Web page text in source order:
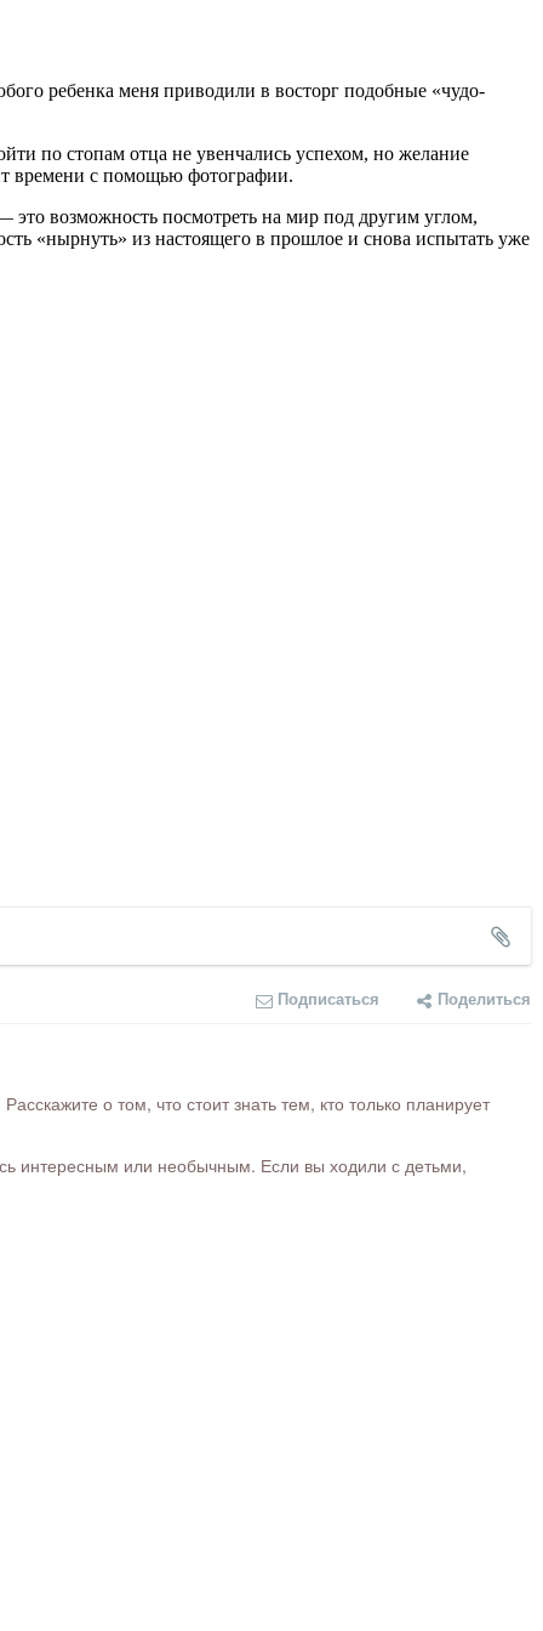
ребенка меня приводили в восторг подобные «чудо-
по стопам отца не увенчались успехом, но желание
времени с помощью фотографии.
возможность посмотреть на мир под другим углом,
«нырнуть» из настоящего в прошлое и снова испытать уже
Подписаться Поделиться
о том, что стоит знать тем, кто только планирует
интересным или необычным. Если вы ходили с детьми,